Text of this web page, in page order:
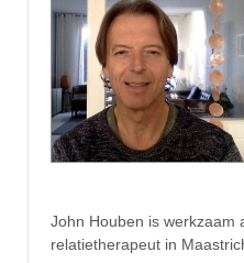
John Houben is werkzaam
relatietherapeut in